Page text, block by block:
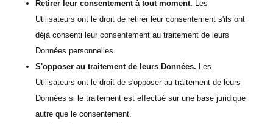
Retirer leur consentement à tout moment. Les
Utilisateurs ont le droit de retirer leur consentement s'ils ont
déjà consenti leur consentement au traitement de leurs
Données personnelles.
S'opposer au traitement de leurs Données. Les
Utilisateurs ont le droit de s'opposer au traitement de leurs
Données si le traitement est effectué sur une base juridique
autre que le consentement.